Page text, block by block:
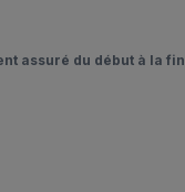
assuré du début à la fin